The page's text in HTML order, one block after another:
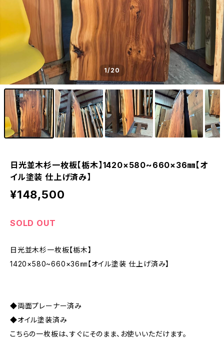
1/20
日光並木杉一枚板【栃木】1420×580~660×36㎜【オ
イル塗装 仕上げ済み】
¥148,500
SOLD OUT
日光並木杉一枚板【栃木】
1420×580~660×36㎜【オイル塗装 仕上げ済み】
◆両面プレーナー済み
◆オイル塗装済み
こちらの一枚板は、すぐにそのまま、お使いいただけます。